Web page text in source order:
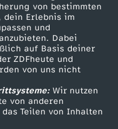
von bestimmten
Erlebnis im
und
Dabei
auf Basis deiner
ZDFheute und
von uns nicht
Wir nutzen
von anderen
Teilen von Inhalten